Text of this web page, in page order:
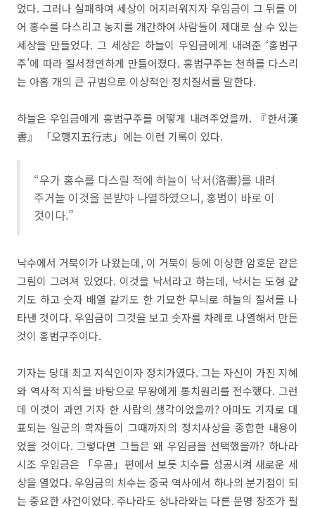
었다. 그러나 실패하여 세상이 어지러워지자 우임금이 그 뒤를 이
어 홍수를 다스리고 농지를 개간하여 사람들이 제대로 살 수 있는
세상을 만들었다. 그 세상은 하늘이 우임금에게 내려준 ‘홍범구
주’에 따라 질서정연하게 만들어졌다. 홍범구주는 천하를 다스리
는 아홉 개의 큰 규범으로 이상적인 정치질서를 말한다.
하늘은 우임금에게 홍범구주를 어떻게 내려주었을까. 『한서漢
書』 「오행지五行志」에는 이런 기록이 있다.
“우가 홍수를 다스릴 적에 하늘이 낙서(洛書)를 내려
주거늘 이것을 본받아 나열하였으니, 홍범이 바로 이
것이다.”
낙수에서 거북이가 나왔는데, 이 거북이 등에 이상한 암호문 같은
그림이 그려져 있었다. 이것을 낙서라고 하는데, 낙서는 도형 같
기도 하고 숫자 배열 같기도 한 기묘한 무늬로 하늘의 질서를 나
타낸 것이다. 우임금이 그것을 보고 숫자를 차례로 나열해서 만든
것이 홍범구주이다.
기자는 당대 최고 지식인이자 정치가였다. 그는 자신이 가진 지혜
와 역사적 지식을 바탕으로 무왕에게 통치원리를 전수했다. 그런
데 이것이 과연 기자 한 사람의 생각이었을까? 아마도 기자로 대
표되는 일군의 학자들이 그때까지의 정치사상을 종합한 내용이
었을 것이다. 그렇다면 그들은 왜 우임금을 선택했을까? 하나라
시조 우임금은 「우공」편에서 보듯 치수를 성공시켜 새로운 세
상을 열었다. 우임금의 치수는 중국 역사에서 하나의 분기점이 되
는 중요한 사건이었다. 주나라도 상나라와는 다른 문명 창조가 필